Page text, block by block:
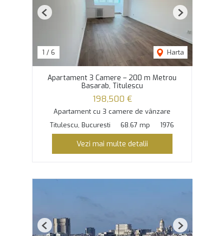
1 / 6 Harta
Previous Next
Apartament 3 Camere – 200 m Metrou
Basarab, Titulescu
198,500 €
Apartament cu 3 camere de vânzare
Titulescu, Bucuresti
68.67 mp 1976
Vezi mai multe detalii
Previous Next